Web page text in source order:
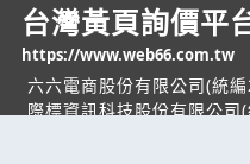
台灣黃頁詢價平
https://www.web66.com.tw
六六電商股份有限公司(統
際標資訊科技股份有限公